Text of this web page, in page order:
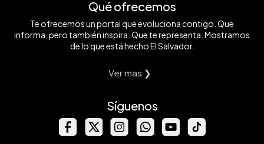
Qué ofrecemos
Te ofrecemos un portal que evoluciona contigo. Que
informa, pero también inspira. Que te representa. Mostramos
de lo que está hecho El Salvador.
Ver mas ❯
Síguenos